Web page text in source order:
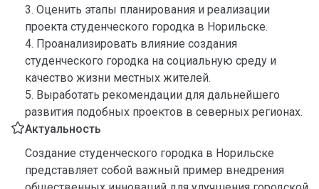
3. Оценить этапы планирования и реализации
проекта студенческого городка в Норильске.
4. Проанализировать влияние создания
студенческого городка на социальную среду и
качество жизни местных жителей.
5. Выработать рекомендации для дальнейшего
развития подобных проектов в северных регионах.
Актуальность
Создание студенческого городка в Норильске
представляет собой важный пример внедрения